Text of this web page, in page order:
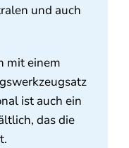
und auch
mit einem
ist auch ein
das die